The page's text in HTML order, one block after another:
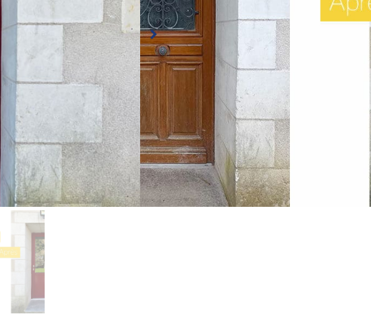
Rénovation de la porte d’entrée de cette maison
modèle en aluminium composé d’une grande
Porte d’entrée Alu
Coloris : Rouge RAL 3004
🖼 Double vitrage